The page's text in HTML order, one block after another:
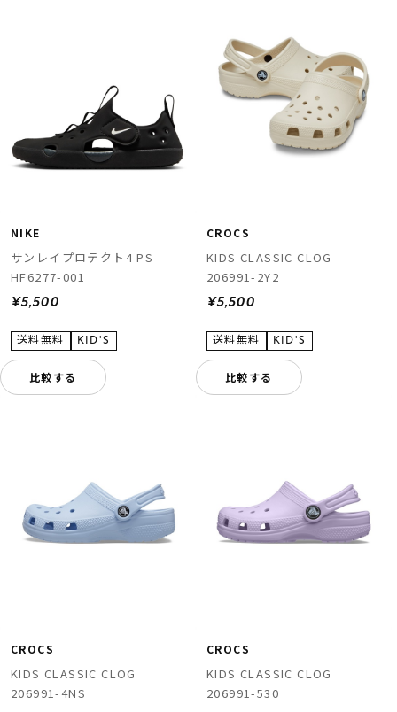
NIKE
サンレイプロテクト4 PS
HF6277-001
¥5,500
比較する
CROCS
KIDS CLASSIC CLOG
206991-2Y2
¥5,500
比較する
CROCS
KIDS CLASSIC CLOG
206991-4NS
CROCS
KIDS CLASSIC CLOG
206991-530